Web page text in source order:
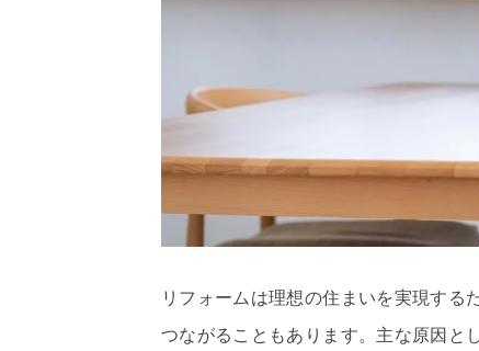
リフォームは理想の住まいを実現する
つながることもあります。主な原因と